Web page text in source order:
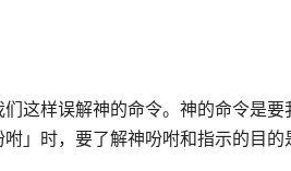
这样误解神的命令。神的命令是要
」时，要了解神吩咐和指示的目的